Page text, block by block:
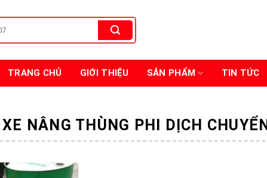
TRANG CHỦ GIỚI THIỆU SẢN PHẨM TIN TỨC
NÂNG THÙNG PHI DỊCH CHUYỂN